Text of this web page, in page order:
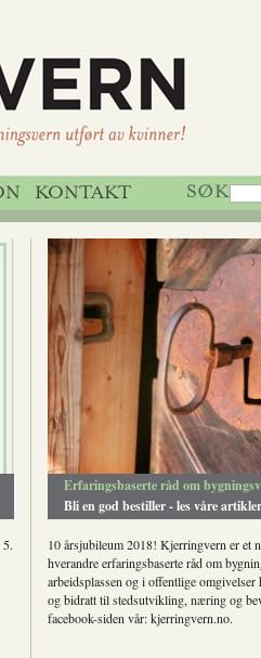
KONTAKT
Erfaringsbaserte råd om
Bli en god bestiller - les våre artikler
10 årsjubileum 2018! Kjerringvern er et
hverandre erfaringsbaserte råd om
arbeidsplassen og i offentlige
og bidratt til stedsutvikling, næring og
facebook-siden vår: kjerringvern.no.